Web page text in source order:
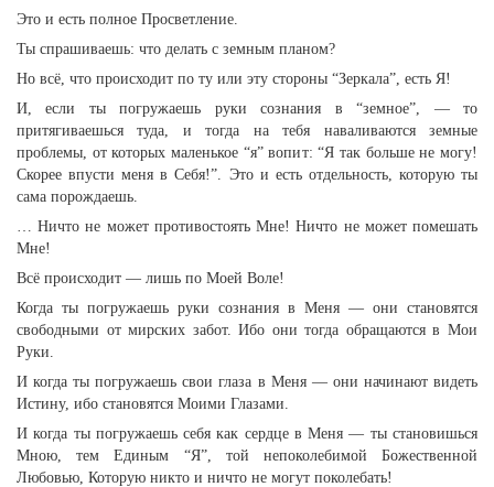
Это и есть полное Просветление.
Ты спрашиваешь: что делать с земным планом?
Но всё, что происходит по ту или эту стороны “Зеркала”, есть Я!
И, если ты погружаешь руки сознания в “земное”, — то
притягиваешься туда, и тогда на тебя наваливаются земные
проблемы, от которых маленькое “я” вопит: “Я так больше не могу!
Скорее впусти меня в Себя!”. Это и есть отдельность, которую ты
сама порождаешь.
… Ничто не может противостоять Мне! Ничто не может помешать
Мне!
Всё происходит — лишь по Моей Воле!
Когда ты погружаешь руки сознания в Меня — они становятся
свободными от мирских забот. Ибо они тогда обращаются в Мои
Руки.
И когда ты погружаешь свои глаза в Меня — они начинают видеть
Истину, ибо становятся Моими Глазами.
И когда ты погружаешь себя как сердце в Меня — ты становишься
Мною, тем Единым “Я”, той непоколебимой Божественной
Любовью, Которую никто и ничто не могут поколебать!